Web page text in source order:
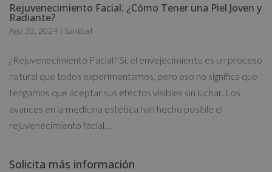
Rejuvenecimiento Facial: ¿Cómo Tener una Piel Joven y
Radiante?
Ago 30, 2024 | Sanidad
¿Rejuvenecimiento Facial? Sí, el envejecimiento es un proceso
natural que todos experimentamos, pero eso no significa que
tengamos que aceptar sus efectos visibles sin luchar. Los
avances en la medicina estética han hecho posible el
rejuvenecimiento facial,...
Solicita más información